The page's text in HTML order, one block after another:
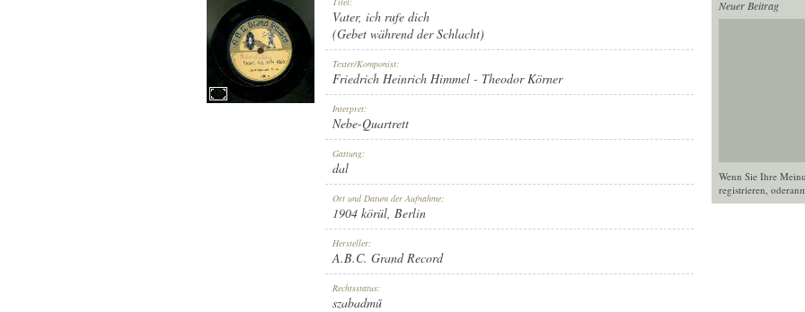
Neuer Beitrag
Wenn Sie Ihre
registrieren, oder
1904 KÖRÜL
A.B.C. GRAND RECORD
Vater, ich rufe dich
(Gebet während der Schlacht)
Texter/Komponist:
Friedrich Heinrich Himmel - Theodor Körner
Interpret:
Nebe-Quartrett
Gattung:
dal
Ort und Datum der Aufnahme:
1904 körül, Berlin
Hersteller:
A.B.C. Grand Record
Rechtsstatus:
szabadmű